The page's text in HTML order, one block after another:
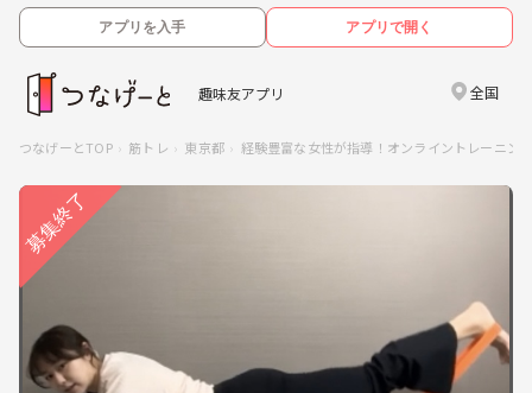
アプリを入手 アプリで開く
趣味友アプリ 全国
つなげーとTOP 筋トレ 東京都 経験豊富な女性が指導！オンライントレーニン